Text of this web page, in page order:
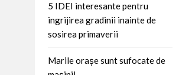
5 IDEI interesante pentru
ingrijirea gradinii inainte de
sosirea primaverii
Marile orașe sunt sufocate de